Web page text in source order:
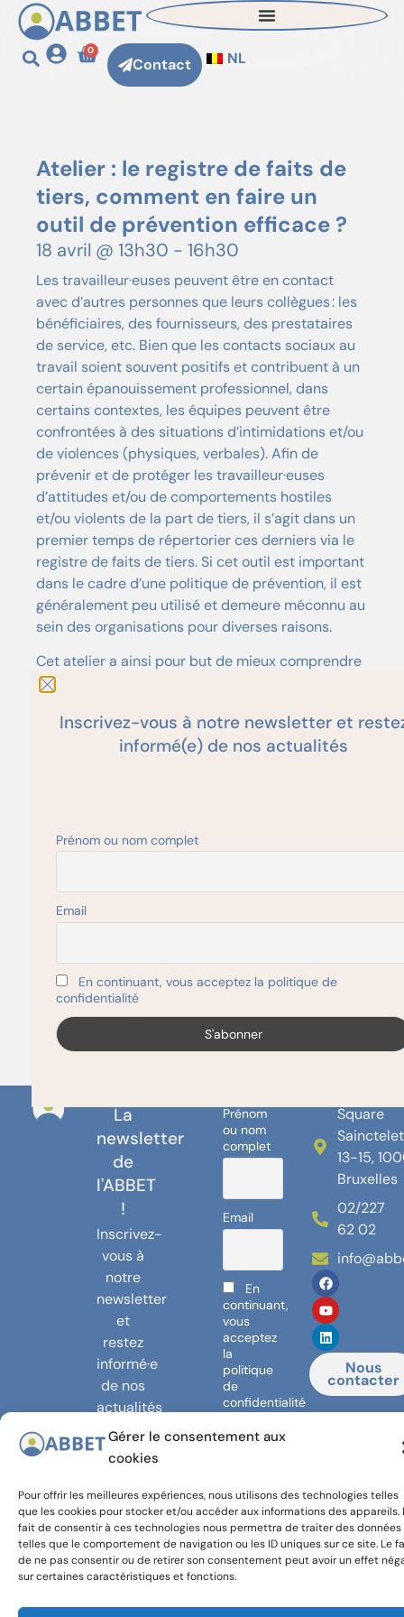
Gérer le consentement aux
cookies
Pour offrir les meilleures expériences, nous utilisons des technologies telles
que les cookies pour stocker et/ou accéder aux informations des appareils.
fait de consentir à ces technologies nous permettra de traiter des données
telles que le comportement de navigation ou les ID uniques sur ce site. Le
de ne pas consentir ou de retirer son consentement peut avoir un effet
sur certaines caractéristiques et fonctions.
0
Contact NL
Atelier : le registre de faits de
tiers, comment en faire un
outil de prévention efficace ?
18 avril @ 13h30 - 16h30
Les travailleur·euses peuvent être en contact
avec d’autres personnes que leurs collègues : les
bénéficiaires, des fournisseurs, des prestataires
de service, etc. Bien que les contacts sociaux au
travail soient souvent positifs et contribuent à un
certain épanouissement professionnel, dans
certains contextes, les équipes peuvent être
confrontées à des situations d’intimidations et/ou
de violences (physiques, verbales). Afin de
prévenir et de protéger les travailleur·euses
d’attitudes et/ou de comportements hostiles
et/ou violents de la part de tiers, il s’agit dans un
premier temps de répertorier ces derniers via le
registre de faits de tiers. Si cet outil est important
dans le cadre d’une politique de prévention, il est
généralement peu utilisé et demeure méconnu au
sein des organisations pour diverses raisons.
Cet atelier a ainsi pour but de mieux comprendre
l’utilité
moyens pour le faire vivre efficacement au sein
d’une organisation, et ce afin qu’ilcontribue
Yser)
Cet atelier est complet !
La
newsletter
de
l'ABBET
!
Inscrivez-
vous à
notre
newsletter
et
restez
informé·e
de nos
actualités
!
Prénom
ou nom
complet
Email
En
continuant,
vous
acceptez
la
politique
de
confidentialité
Square
13-15,
Bruxelles
02/227
62 02
Nous
contacter
© 2024,
Banlieues
asbl
Avec le
soutien
de la
COCOF et
Inscrivez-vous à notre newsletter et
informé(e) de nos actualités
Prénom ou nom complet
Email
En continuant, vous acceptez la politique de
confidentialité